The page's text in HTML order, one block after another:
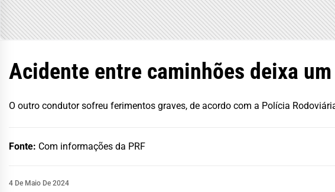
Acidente entre caminhões deixa
O outro condutor sofreu ferimentos graves, de acordo com a Polícia
Fonte: Com informações da PRF
4 De Maio De 2024